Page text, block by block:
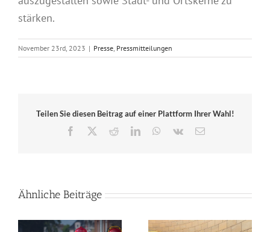
stärken.
November 23rd, 2023 | Presse Pressmitteilungen
Teilen Sie diesen Beitrag auf einer Plattform Ihrer Wahl!
Facebook
RedditLinkedInWhatsApp
Vk
E-
Ähnliche Beiträge